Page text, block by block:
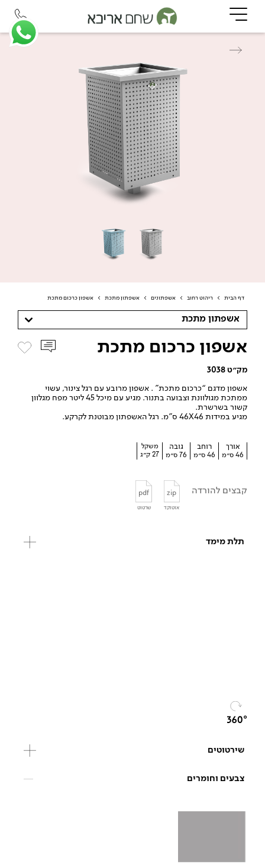
דף הבית > ריהוט רחוב > אשפתונים > אשפתון מתכת > אשפון כרכום מתכת
אשפתון מתכת
אשפון כרכום מתכת
מק״ט 3038
אשפון מדגם “כרכום מתכת” . אשפון מרובע עם רגל צינור, עשוי
ממתכת מגולוונת וצבועה בתנור. מגיע עם מיכל 45 ליטר מפח מגלוון
קשור בשרשרת.
מגיע במידות 46X46 ס”מ. רגל האשפתון מבוטנת לקרקע.
אורך
46 ס״מ
רוחב
46 ס״מ
גובה
76 ס״מ
משקל
27 ק״ג
קבצים להורדה zip
אוטוקד
pdf
שרטוט
תלת מימד
שירטוטים
צבעים וחומרים